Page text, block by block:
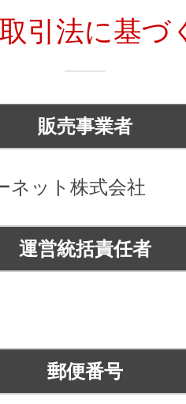
/ドメインの譲
ーバー同時登録
のSEO効果は？
ディアだけ！ 専門
ホームページを簡
ジパック
ーマShop
良質な有料
ーマShop
ビス
インを安全・簡単
作制限を可能に
案内
覧
サイトの報告は
引法に基づ
販売事業者
ネット株式会社
運営統括責任者
郵便番号